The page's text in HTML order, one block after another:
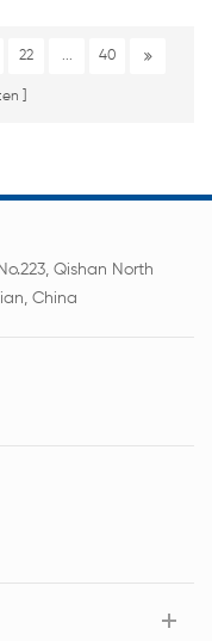
22 ... 40
Qishan North
China